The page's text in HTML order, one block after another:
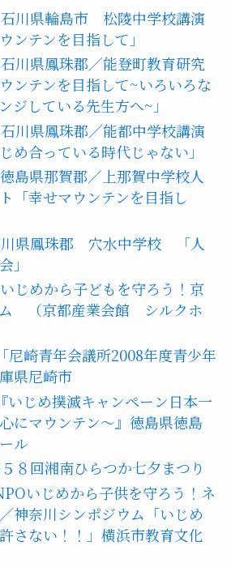
川県輪島市 松陵中学校講演
ンテンを目指して」
川県鳳珠郡／能登町教育研究
ンテンを目指して~いろいろな
ジしている先生方へ~」
川県鳳珠郡／能都中学校講演
め合っている時代じゃない」
島県那賀郡／上那賀中学校人
「幸せマウンテンを目指し
県鳳珠郡 穴水中学校 「人
」
じめから子どもを守ろう！京
（京都産業会館 シルクホ
崎青年会議所2008年度青少年
県尼崎市
じめ撲滅キャンペーン日本一
にマウンテン〜』徳島県徳島
ル
８回湘南ひらつか七夕まつり
いじめから子供を守ろう！ネ
神奈川シンポジウム「いじめ
さない！！」横浜市教育文化